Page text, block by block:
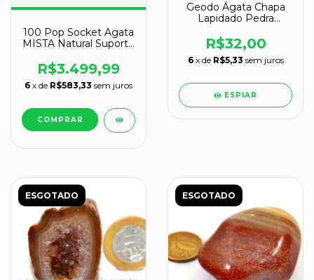
100 Pop Socket Agata
MISTA Natural Suporte
R$3.499,99
6 x de R$583,33 sem juros
Geodo Ágata Chapa
Lapidado Pedra
R$32,00
6 x de R$5,33 sem juros
ESPIAR
ESGOTADO ESGOTADO